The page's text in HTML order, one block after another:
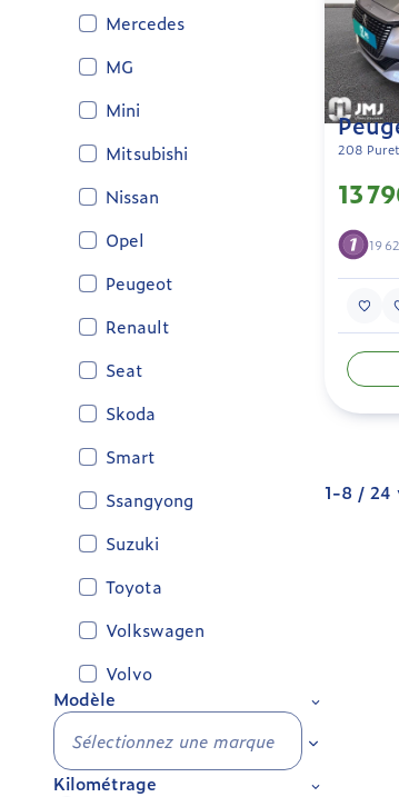
Mercedes
MG
Mini
Mitsubishi
Nissan
Opel
Peugeot
Renault
Seat
Skoda
Smart
Ssangyong
Suzuki
Toyota
Volkswagen
Volvo
Modèle
Kilométrage
208
13
19
1-8 / 24